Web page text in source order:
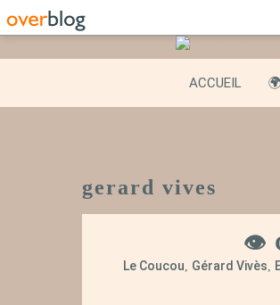
ACCUEIL
gerard vives
👁️
Le Coucou, Gérard Vivès,